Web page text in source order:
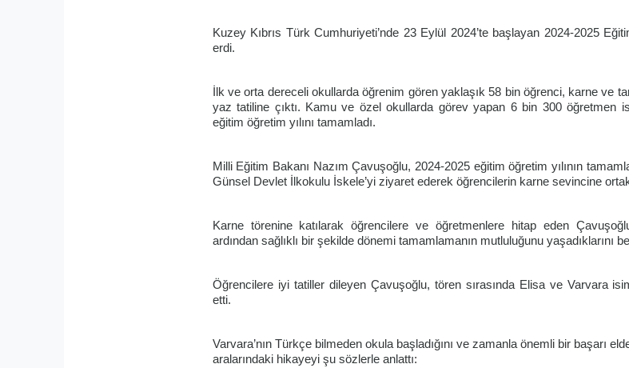
Kuzey Kıbrıs Türk Cumhuriyeti’nde 23 Eylül 2024’te başlayan 2024-2025
erdi.
İlk ve orta dereceli okullarda öğrenim gören yaklaşık 58 bin öğrenci, karne ve
yaz tatiline çıktı. Kamu ve özel okullarda görev yapan 6 bin 300 öğretmen
eğitim öğretim yılını tamamladı.
Milli Eğitim Bakanı Nazım Çavuşoğlu, 2024-2025 eğitim öğretim yılının
Günsel Devlet İlkokulu İskele’yi ziyaret ederek öğrencilerin karne sevincine
Karne törenine katılarak öğrencilere ve öğretmenlere hitap eden
ardından sağlıklı bir şekilde dönemi tamamlamanın mutluluğunu yaşadıklarını
Öğrencilere iyi tatiller dileyen Çavuşoğlu, tören sırasında Elisa ve Varvara
etti.
Varvara’nın Türkçe bilmeden okula başladığını ve zamanla önemli bir başarı
aralarındaki hikayeyi şu sözlerle anlattı: